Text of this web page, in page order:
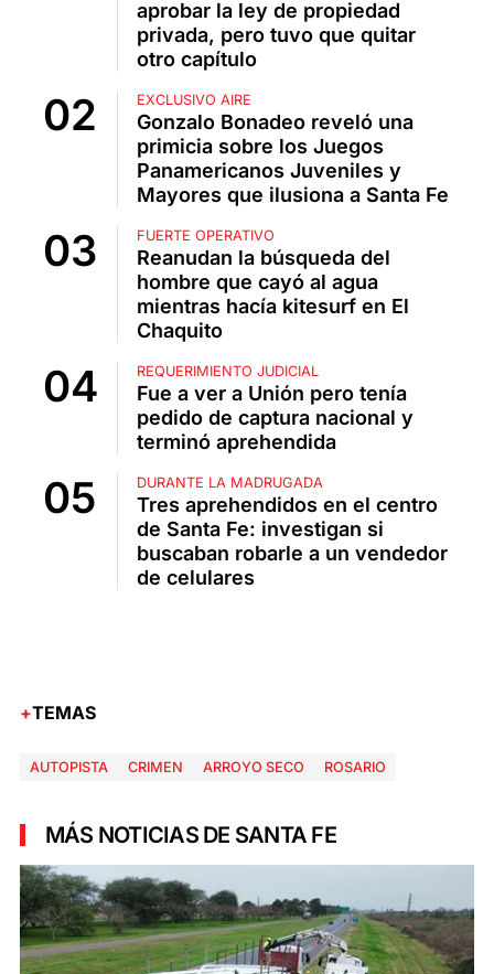
aprobar la ley de propiedad
privada, pero tuvo que quitar
otro capítulo
EXCLUSIVO AIRE
Gonzalo Bonadeo reveló una
primicia sobre los Juegos
Panamericanos Juveniles y
Mayores que ilusiona a Santa Fe
FUERTE OPERATIVO
Reanudan la búsqueda del
hombre que cayó al agua
mientras hacía kitesurf en El
Chaquito
REQUERIMIENTO JUDICIAL
Fue a ver a Unión pero tenía
pedido de captura nacional y
terminó aprehendida
DURANTE LA MADRUGADA
Tres aprehendidos en el centro
de Santa Fe: investigan si
buscaban robarle a un vendedor
de celulares
TEMAS
AUTOPISTA CRIMEN ARROYO SECO ROSARIO
MÁS NOTICIAS DE SANTA FE